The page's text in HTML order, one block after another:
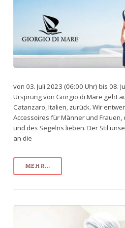
von 03. Juli 2023 (06:00 Uhr) bis 08.
Ursprung von Giorgio di Mare geht
Catanzaro, Italien, zurück. Wir
Accessoires für Männer und
und des Segelns lieben. Der Stil
an die
MEHR...